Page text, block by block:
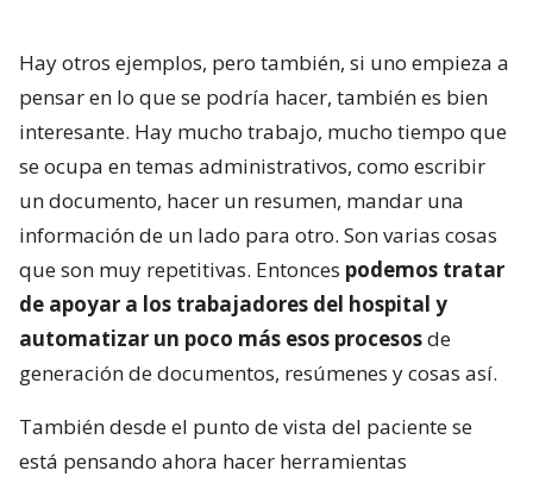
Hay otros ejemplos, pero también, si uno empieza a
pensar en lo que se podría hacer, también es bien
interesante. Hay mucho trabajo, mucho tiempo que
se ocupa en temas administrativos, como escribir
un documento, hacer un resumen, mandar una
información de un lado para otro. Son varias cosas
que son muy repetitivas. Entonces podemos tratar
de apoyar a los trabajadores del hospital y
automatizar un poco más esos procesosde
generación de documentos, resúmenes y cosas así.
También desde el punto de vista del paciente se
está pensando ahora hacer herramientas